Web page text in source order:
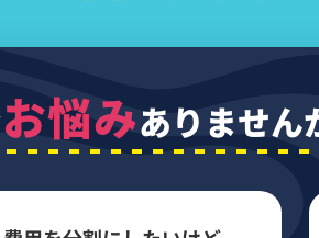
お悩みありません